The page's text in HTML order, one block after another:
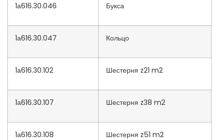
1а616.30.046 Букса
1а616.30.047 Кольцо
1а616.30.102 Шестерня z21 m2
1а616.30.107 Шестерня z38 m2
1а616.30.108 Шестерня z51 m2